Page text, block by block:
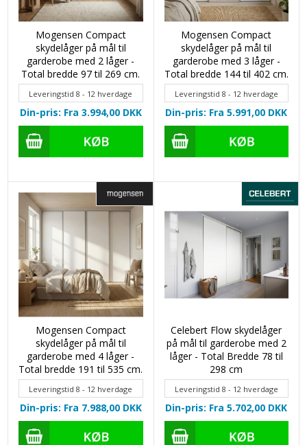
Mogensen Compact
skydelåger på mål til
garderobe med 2 låger -
Total bredde 97 til 269 cm.
Leveringstid 8 - 12 hverdage
Din-pris: Fra 3.994,00 DKK
Mogensen Compact
skydelåger på mål til
garderobe med 3 låger -
Total bredde 144 til 402 cm.
Leveringstid 8 - 12 hverdage
Din-pris: Fra 5.991,00 DKK
Mogensen Compact
skydelåger på mål til
garderobe med 4 låger -
Total bredde 191 til 535 cm.
Leveringstid 8 - 12 hverdage
Din-pris: Fra 7.988,00 DKK
Celebert Flow skydelåger
på mål til garderobe med 2
låger - Total Bredde 78 til
298 cm
Leveringstid 8 - 12 hverdage
Din-pris: Fra 5.702,00 DKK